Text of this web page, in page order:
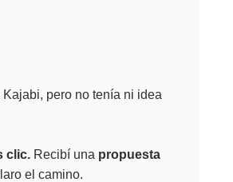
Kajabi, pero no tenía ni idea
clic. Recibí una propuesta
el camino.